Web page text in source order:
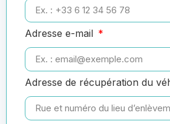
Adresse e-mail
Adresse de récupération du